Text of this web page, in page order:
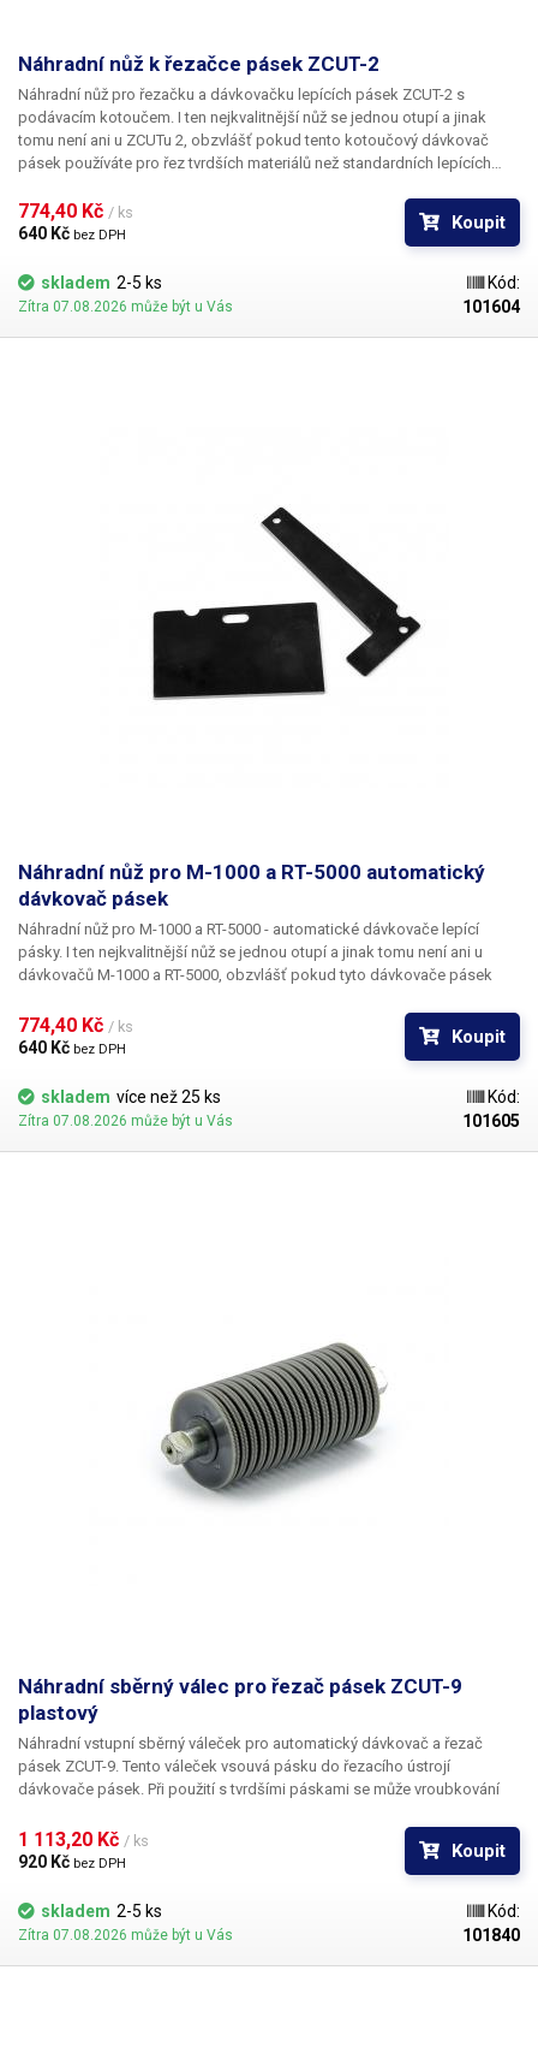
Náhradní nůž k řezačce pásek ZCUT-2
Náhradní nůž pro řezačku a dávkovačku lepících pásek ZCUT-2 s
podávacím kotoučem. I ten nejkvalitnější nůž se jednou otupí a jinak
tomu není ani u ZCUTu 2, obzvlášť pokud tento kotoučový dávkovač
pásek používáte pro řez tvrdších materiálů než standardních lepících
ostrost. Náhradní nůž se skládá ze dvou částí. Výměna břitů není vůbec
složitá, zvládne i lajk. Je k tomu zapotřebí pouze plochý šroubovák a
nahraďte je novými. Ty následně pevně přišroubujte. Šroubky jsou
vyznačeny na ilustrativním obrázku.
774,40 Kč / ks
640 Kč bez DPH
Koupit
skladem 2-5 ks
Zítra 07.08.2026 může být u Vás
Kód:
101604
Náhradní nůž pro M-1000 a RT-5000 automatický
dávkovač pásek
Náhradní nůž pro M-1000 a RT-5000 - automatické dávkovače lepící
pásky. I ten nejkvalitnější nůž se jednou otupí a jinak tomu není ani u
dávkovačů M-1000 a RT-5000, obzvlášť pokud tyto dávkovače pásek
Tento náhradní nůž navrátí jejich původní ostrost. Nůž se skládá ze dvou
dílů. Výměnu nože
zvládne opravdu každý. Je to k
tomu zapotřebí pouze křížový šroubovák. Odepněte řezací díl a
odšroubujte dva na obrázku vyznačené šroubky. Sejměte stříbrný
kovový kryt nožů. Staré břity jednoduše vyjměte a nahraďte břity novými.
Nasaďte zpět stříbrný krycí díl a následně přišroubujte zpět křížové
šrouby. Nezapomeňte nože promazat. Celý blok vložte do řezačky a
774,40 Kč / ks
640 Kč bez DPH
Koupit
skladem více než 25 ks
Zítra 07.08.2026 může být u Vás
Kód:
101605
Náhradní sběrný válec pro řezač pásek ZCUT-9
plastový
Náhradní vstupní sběrný váleček pro automatický dávkovač a řezač
pásek ZCUT-9. Tento váleček vsouvá pásku do řezacího ústrojí
dávkovače pásek. Při použití s tvrdšími páskami se může vroubkování
opotřebení či poškození možno použít tento náhradní díl a zařízení
svépomocí opravit.
1 113,20 Kč / ks
920 Kč bez DPH
Koupit
skladem 2-5 ks
Zítra 07.08.2026 může být u Vás
Kód:
101840